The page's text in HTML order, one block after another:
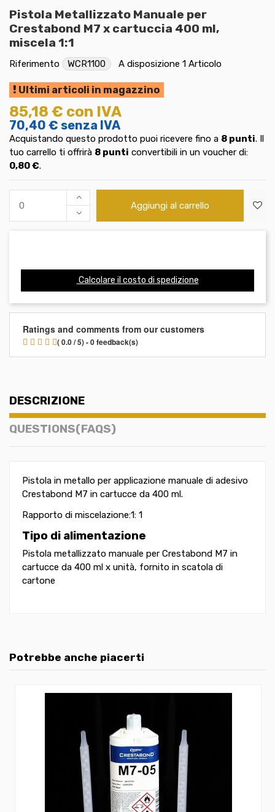
Pistola Metallizzato Manuale per
Crestabond M7 x cartuccia 400 ml,
miscela 1:1
Riferimento WCR1100 A disposizione 1 Articolo
Ultimi articoli in magazzino
85,18 € con IVA
70,40 € senza IVA
Acquistando questo prodotto puoi ricevere fino a 8 punti. Il
tuo carrello ti offrirà 8 punti convertibili in un voucher di:
0,80 €.
Aggiungi al carrello
Calcolare il costo di spedizione
Ratings and comments from our customers
( 0.0 / 5) - 0 feedback(s)
DESCRIZIONE
QUESTIONS(FAQS)
Pistola in metallo per applicazione manuale di adesivo
Crestabond M7 in cartucce da 400 ml.
Rapporto di miscelazione:1: 1
Tipo di alimentazione
Pistola metallizzato manuale per Crestabond M7 in
cartucce da 400 ml x unità, fornito in scatola di
cartone
Potrebbe anche piacerti